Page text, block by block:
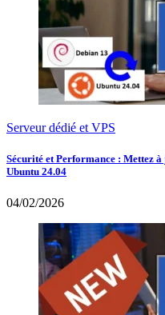
Serveur dédié et VPS
Sécurité et Performance : Mettez
Ubuntu 24.04
04/02/2026